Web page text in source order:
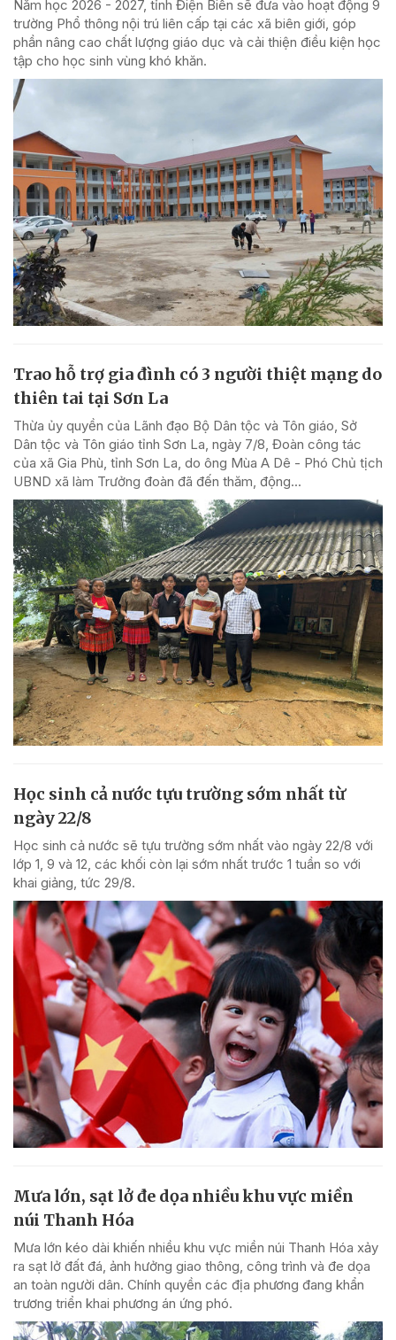
Năm học 2026 - 2027, tỉnh Điện Biên sẽ đưa vào hoạt động 9
trường Phổ thông nội trú liên cấp tại các xã biên giới, góp
phần nâng cao chất lượng giáo dục và cải thiện điều kiện học
tập cho học sinh vùng khó khăn.
Trao hỗ trợ gia đình có 3 người thiệt mạng do
thiên tai tại Sơn La
Thừa ủy quyền của Lãnh đạo Bộ Dân tộc và Tôn giáo, Sở
Dân tộc và Tôn giáo tỉnh Sơn La, ngày 7/8, Đoàn công tác
của xã Gia Phù, tỉnh Sơn La, do ông Mùa A Dê - Phó Chủ tịch
UBND xã làm Trưởng đoàn đã đến thăm, động...
Học sinh cả nước tựu trường sớm nhất từ
ngày 22/8
Học sinh cả nước sẽ tựu trường sớm nhất vào ngày 22/8 với
lớp 1, 9 và 12, các khối còn lại sớm nhất trước 1 tuần so với
khai giảng, tức 29/8.
Mưa lớn, sạt lở đe dọa nhiều khu vực miền
núi Thanh Hóa
Mưa lớn kéo dài khiến nhiều khu vực miền núi Thanh Hóa xảy
ra sạt lở đất đá, ảnh hưởng giao thông, công trình và đe dọa
an toàn người dân. Chính quyền các địa phương đang khẩn
trương triển khai phương án ứng phó.